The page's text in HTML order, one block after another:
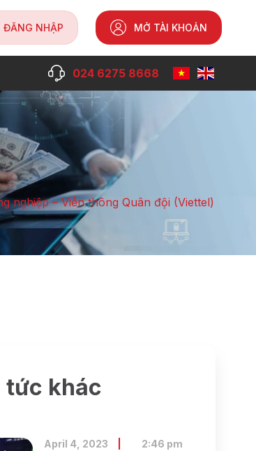
ĐĂNG NHẬP MỞ TÀI KHOẢN
024 6275 8668
tức khác
April 4, 2023 2:46 pm